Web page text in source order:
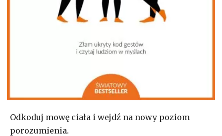
Odkoduj mowę ciała i wejdź na nowy poziom
porozumienia.